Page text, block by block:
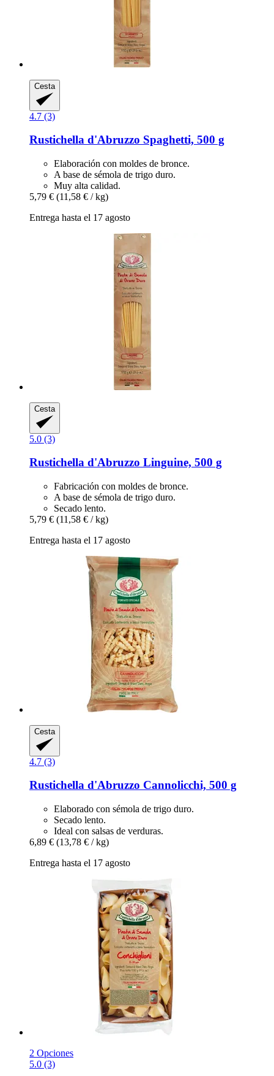
Cesta
4.7 (3)
Rustichella d'Abruzzo Spaghetti, 500 g
Elaboración con moldes de bronce.
A base de sémola de trigo duro.
Muy alta calidad.
5,79 € (11,58 € / kg)
Entrega hasta el 17 agosto
Cesta
5.0 (3)
Rustichella d'Abruzzo Linguine, 500 g
Fabricación con moldes de bronce.
A base de sémola de trigo duro.
Secado lento.
5,79 € (11,58 € / kg)
Entrega hasta el 17 agosto
Cesta
4.7 (3)
Rustichella d'Abruzzo Cannolicchi, 500 g
Elaborado con sémola de trigo duro.
Secado lento.
Ideal con salsas de verduras.
6,89 € (13,78 € / kg)
Entrega hasta el 17 agosto
2 Opciones
5.0 (3)